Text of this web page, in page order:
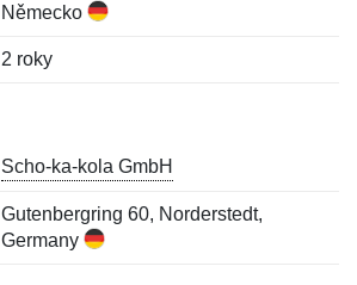
Německo
2 roky
Scho-ka-kola GmbH
Gutenbergring 60, Norderstedt,
Germany